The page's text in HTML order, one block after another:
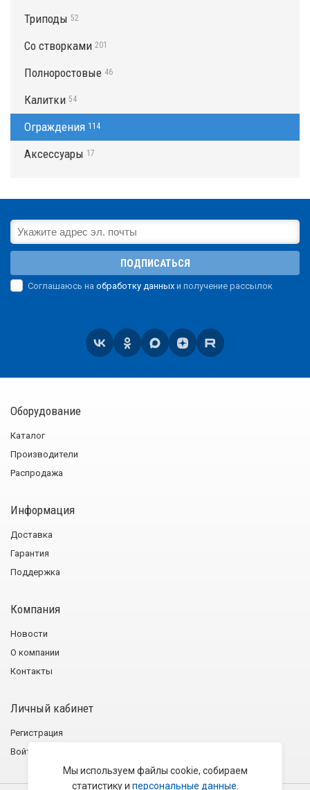
Триподы 52
Со створками 201
Полноростовые 46
Калитки 54
Ограждения 114
Аксессуары 17
ПОДПИСАТЬСЯ
Соглашаюсь на обработку данных и получение рассылок
Оборудование
Каталог
Производители
Распродажа
Информация
Доставка
Гарантия
Поддержка
Компания
Новости
О компании
Контакты
Личный кабинет
Регистрация
Войти
Мы используем файлы cookie, собираем
статистику и персональные данные